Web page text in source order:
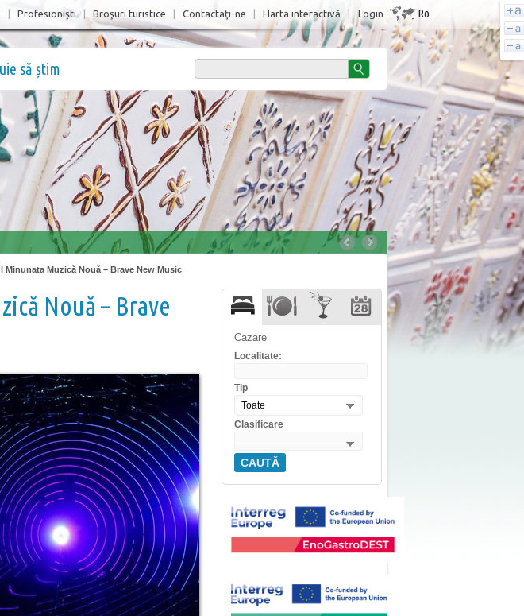
Login Ro
Profesionişti Broşuri turistice Contactaţi-ne Harta interactivă
să știm
Minunata Muzică Nouă – Brave New Music
Nouă – Brave
Cazare
Localitate:
Tip
Toate
Clasificare
CAUTĂ